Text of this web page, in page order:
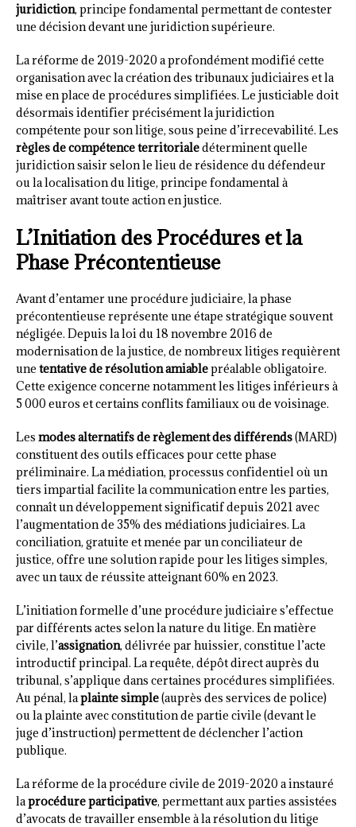
juridiction, principe fondamental permettant de contester
une décision devant une juridiction supérieure.
La réforme de 2019-2020 a profondément modifié cette
organisation avec la création des tribunaux judiciaires et la
mise en place de procédures simplifiées. Le justiciable doit
désormais identifier précisément la juridiction
compétente pour son litige, sous peine d’irrecevabilité. Les
règles de compétence territorialedéterminent quelle
juridiction saisir selon le lieu de résidence du défendeur
ou la localisation du litige, principe fondamental à
maîtriser avant toute action en justice.
L’Initiation des Procédures et la
Phase Précontentieuse
Avant d’entamer une procédure judiciaire, la phase
précontentieuse représente une étape stratégique souvent
négligée. Depuis la loi du 18 novembre 2016 de
modernisation de la justice, de nombreux litiges requièrent
une tentative de résolution amiablepréalable obligatoire.
Cette exigence concerne notamment les litiges inférieurs à
5 000 euros et certains conflits familiaux ou de voisinage.
Les modes alternatifs de règlement des différends(MARD)
constituent des outils efficaces pour cette phase
préliminaire. La médiation, processus confidentiel où un
tiers impartial facilite la communication entre les parties,
connaît un développement significatif depuis 2021 avec
l’augmentation de 35% des médiations judiciaires. La
conciliation, gratuite et menée par un conciliateur de
justice, offre une solution rapide pour les litiges simples,
avec un taux de réussite atteignant 60% en 2023.
L’initiation formelle d’une procédure judiciaire s’effectue
par différents actes selon la nature du litige. En matière
civile, l’assignation, délivrée par huissier, constitue l’acte
introductif principal. La requête, dépôt direct auprès du
tribunal, s’applique dans certaines procédures simplifiées.
Au pénal, laplainte simple(auprès des services de police)
ou la plainte avec constitution de partie civile (devant le
juge d’instruction) permettent de déclencher l’action
publique.
La réforme de la procédure civile de 2019-2020 a instauré
laprocédure participative, permettant aux parties assistées
d’avocats de travailler ensemble à la résolution du litige